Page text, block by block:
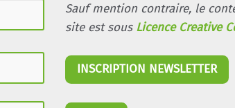
Sauf mention contraire, le
site est sous Licence Creative
INSCRIPTION NEWSLETTER